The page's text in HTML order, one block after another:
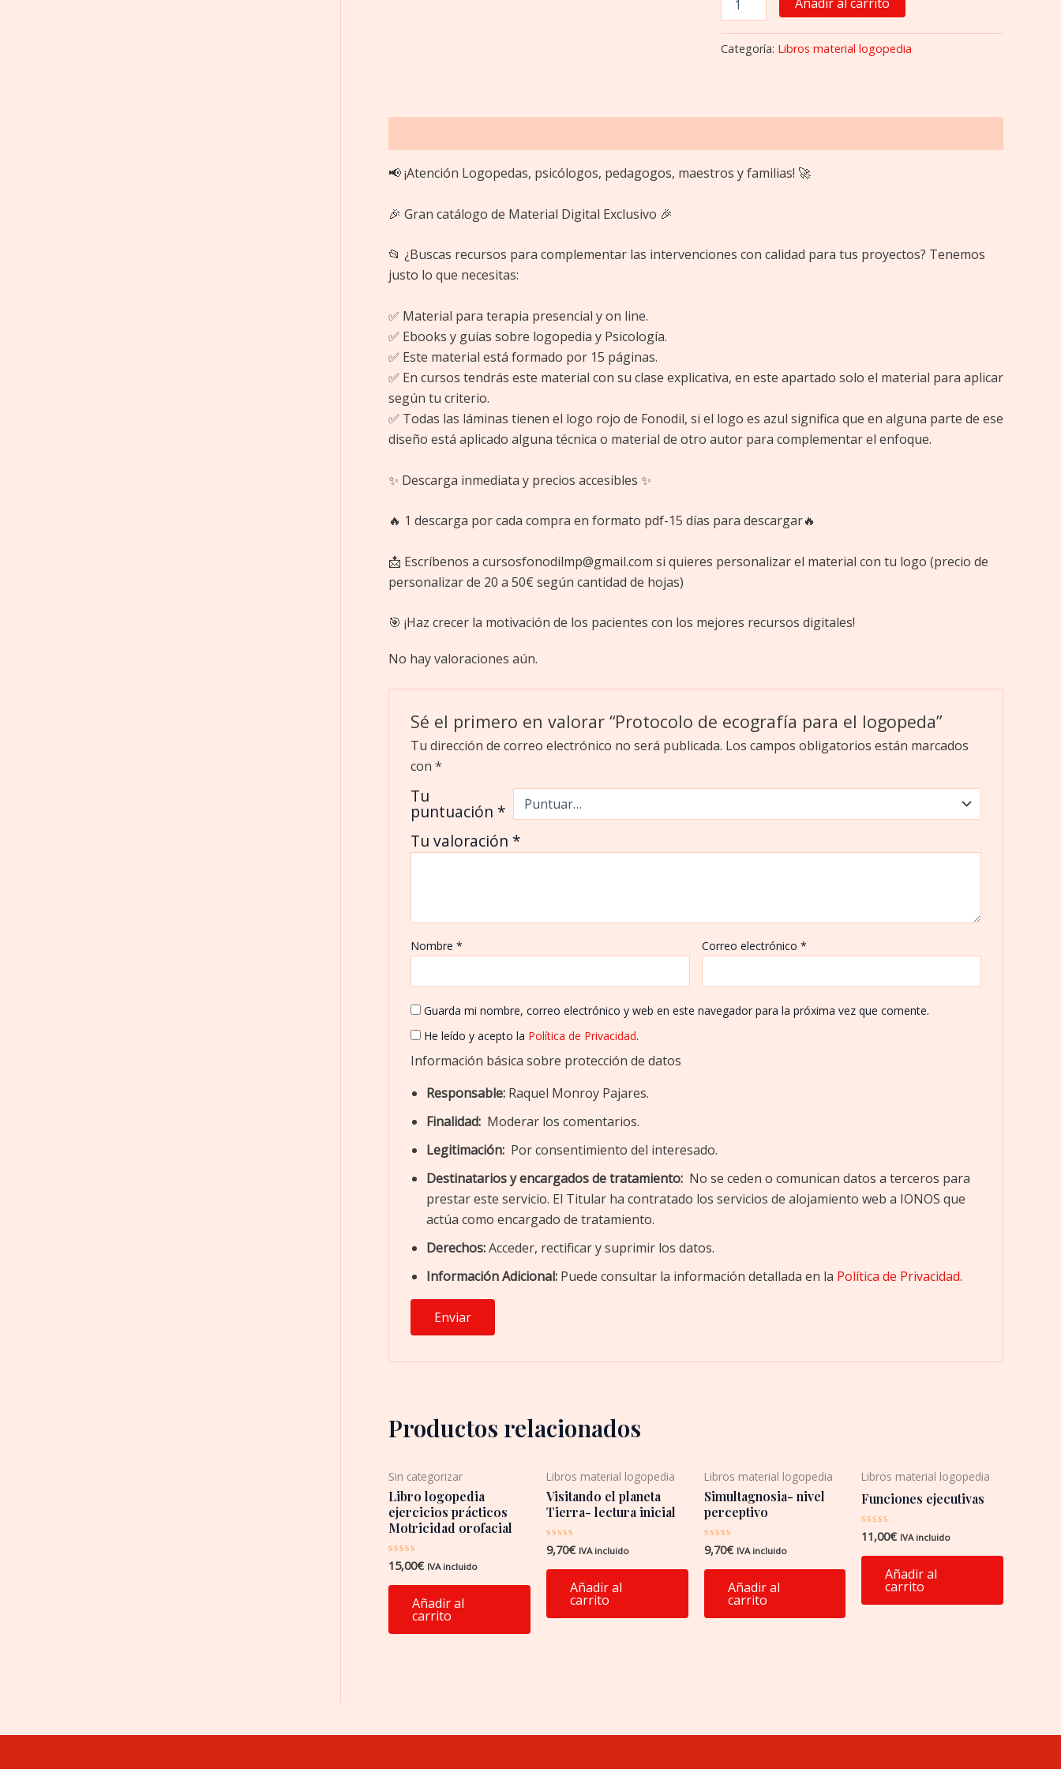
Categoría: Libros material logopedia
📢 ¡Atención Logopedas, psicólogos, pedagogos, maestros y familias! 🚀
🎉 Gran catálogo de Material Digital Exclusivo 🎉
📂 ¿Buscas recursos para complementar las intervenciones con calidad para tus proyectos? Tenemos
justo lo que necesitas:
✅ Material para terapia presencial y on line.
✅ Ebooks y guías sobre logopedia y Psicología.
✅ Este material está formado por 15 páginas.
✅ En cursos tendrás este material con su clase explicativa, en este apartado solo el material para aplicar
según tu criterio.
✅ Todas las láminas tienen el logo rojo de Fonodil, si el logo es azul significa que en alguna parte de ese
diseño está aplicado alguna técnica o material de otro autor para complementar el enfoque.
✨ Descarga inmediata y precios accesibles ✨
🔥 1 descarga por cada compra en formato pdf-15 días para descargar🔥
📩 Escríbenos a cursosfonodilmp@gmail.com si quieres personalizar el material con tu logo (precio de
personalizar de 20 a 50€ según cantidad de hojas)
🎯 ¡Haz crecer la motivación de los pacientes con los mejores recursos digitales!
No hay valoraciones aún.
Sé el primero en valorar “Protocolo de ecografía para el logopeda”
Tu dirección de correo electrónico no será publicada. Los campos obligatorios están marcados
con *
Tu
puntuación *
Tu valoración *
Nombre * Correo electrónico *
Guarda mi nombre, correo electrónico y web en este navegador para la próxima vez que comente.
He leído y acepto la Política de Privacidad.
Información básica sobre protección de datos
Responsable:Raquel Monroy Pajares.
Finalidad:Moderar los comentarios.
Legitimación:Por consentimiento del interesado.
Destinatarios y encargados de tratamiento:No se ceden o comunican datos a terceros para
prestar este servicio. El Titular ha contratado los servicios de alojamiento web a IONOS que
actúa como encargado de tratamiento.
Derechos:Acceder, rectificar y suprimir los datos.
Información Adicional:Puede consultar la información detallada en la Política de Privacidad.
Productos relacionados
Sin categorizar
Libro logopedia
ejercicios prácticos
Motricidad orofacial
Valorado
con
0
15,00€ IVA incluido
Añadir al
carrito
Libros material logopedia
Visitando el planeta
Tierra- lectura inicial
Valorado
con
0
9,70€ IVA incluido
Añadir al
carrito
Libros material logopedia
Simultagnosia- nivel
perceptivo
Valorado
con
0
9,70€ IVA incluido
Añadir al
carrito
Libros material logopedia
Funciones ejecutivas
Valorado
con
0
11,00€ IVA incluido
Añadir al
carrito